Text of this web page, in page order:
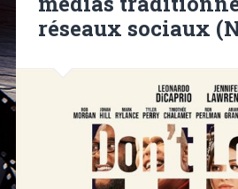
réseaux sociaux